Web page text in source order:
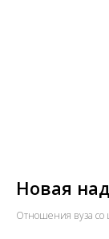
Новая
Отношения вуза со